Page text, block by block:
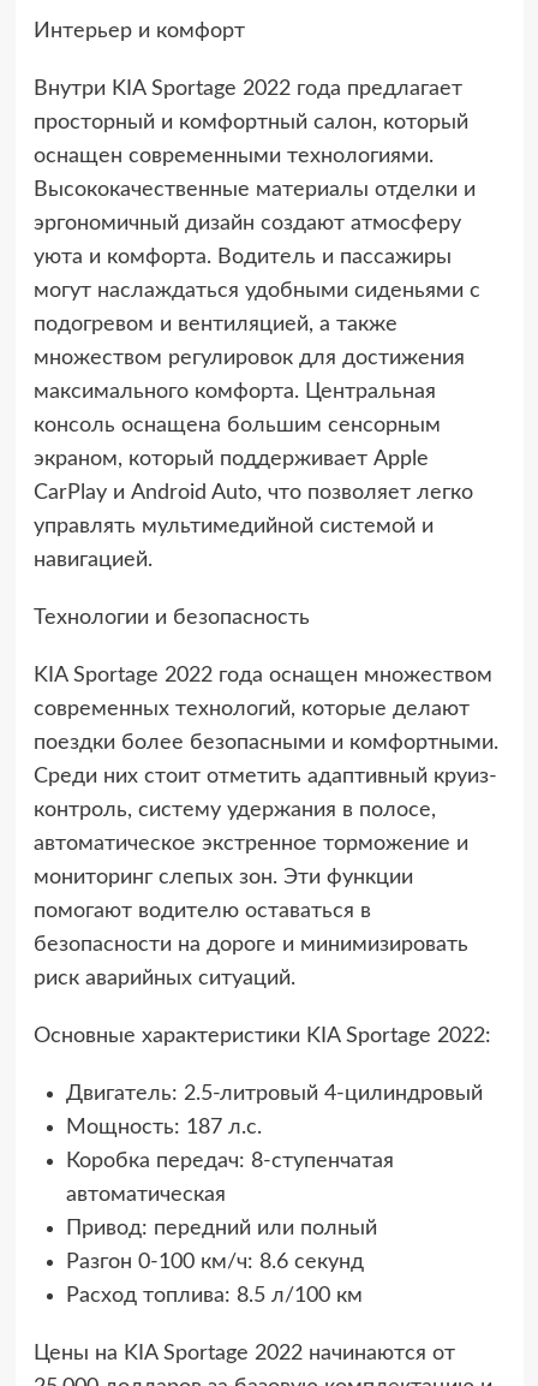
Интерьер и комфорт
Внутри KIA Sportage 2022 года предлагает
просторный и комфортный салон, который
оснащен современными технологиями.
Высококачественные материалы отделки и
эргономичный дизайн создают атмосферу
уюта и комфорта. Водитель и пассажиры
могут наслаждаться удобными сиденьями с
подогревом и вентиляцией, а также
множеством регулировок для достижения
максимального комфорта. Центральная
консоль оснащена большим сенсорным
экраном, который поддерживает Apple
CarPlay и Android Auto, что позволяет легко
управлять мультимедийной системой и
навигацией.
Технологии и безопасность
KIA Sportage 2022 года оснащен множеством
современных технологий, которые делают
поездки более безопасными и комфортными.
Среди них стоит отметить адаптивный круиз-
контроль, систему удержания в полосе,
автоматическое экстренное торможение и
мониторинг слепых зон. Эти функции
помогают водителю оставаться в
безопасности на дороге и минимизировать
риск аварийных ситуаций.
Основные характеристики KIA Sportage 2022:
Двигатель: 2.5-литровый 4-цилиндровый
Мощность: 187 л.с.
Коробка передач: 8-ступенчатая
автоматическая
Привод: передний или полный
Разгон 0-100 км/ч: 8.6 секунд
Расход топлива: 8.5 л/100 км
Цены на KIA Sportage 2022 начинаются от